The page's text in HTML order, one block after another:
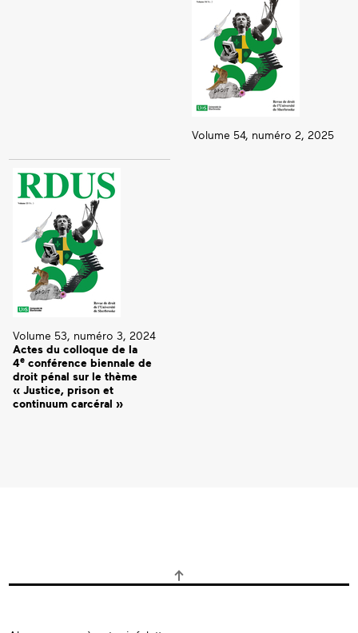
Volume 54, numéro 2, 2025
Volume 53, numéro 3, 2024
Actes du colloque de la
4econférence biennale de
droit pénal sur le thème
« Justice, prison et
continuum carcéral »